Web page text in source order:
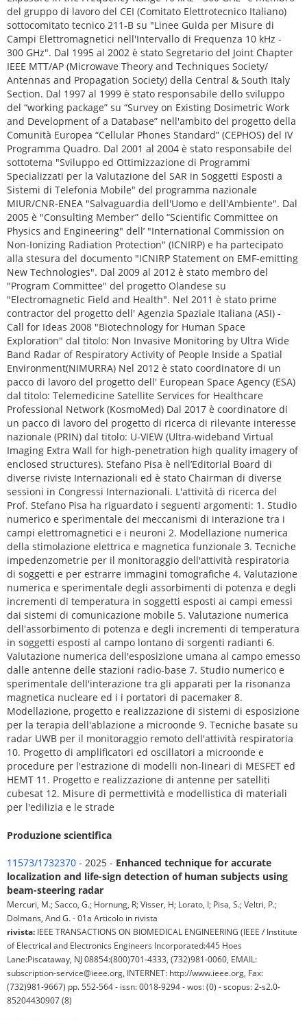
del gruppo di lavoro del CEI (Comitato Elettrotecnico Italiano)
sottocomitato tecnico 211-B su "Linee Guida per Misure di
Campi Elettromagnetici nell'Intervallo di Frequenza 10 kHz -
300 GHz". Dal 1995 al 2002 è stato Segretario del Joint Chapter
IEEE MTT/AP (Microwave Theory and Techniques Society/
Antennas and Propagation Society) della Central & South Italy
Section. Dal 1997 al 1999 è stato responsabile dello sviluppo
del “working package” su “Survey on Existing Dosimetric Work
and Development of a Database” nell'ambito del progetto della
Comunità Europea “Cellular Phones Standard” (CEPHOS) del IV
Programma Quadro. Dal 2001 al 2004 è stato responsabile del
sottotema "Sviluppo ed Ottimizzazione di Programmi
Specializzati per la Valutazione del SAR in Soggetti Esposti a
Sistemi di Telefonia Mobile" del programma nazionale
MIUR/CNR-ENEA "Salvaguardia dell'Uomo e dell'Ambiente". Dal
2005 è "Consulting Member” dello “Scientific Committee on
Physics and Engineering" dell’ "International Commission on
Non-Ionizing Radiation Protection" (ICNIRP) e ha partecipato
alla stesura del documento "ICNIRP Statement on EMF-emitting
New Technologies". Dal 2009 al 2012 è stato membro del
"Program Committee" del progetto Olandese su
"Electromagnetic Field and Health". Nel 2011 è stato prime
contractor del progetto dell' Agenzia Spaziale Italiana (ASI) -
Call for Ideas 2008 "Biotechnology for Human Space
Exploration" dal titolo: Non Invasive Monitoring by Ultra Wide
Band Radar of Respiratory Activity of People Inside a Spatial
Environment(NIMURRA) Nel 2012 è stato coordinatore di un
pacco di lavoro del progetto dell' European Space Agency (ESA)
dal titolo: Telemedicine Satellite Services for Healthcare
Professional Network (KosmoMed) Dal 2017 è coordinatore di
un pacco di lavoro del progetto di ricerca di rilevante interesse
nazionale (PRIN) dal titolo: U-VIEW (Ultra-wideband Virtual
Imaging Extra Wall for high-penetration high quality imagery of
enclosed structures). Stefano Pisa è nell’Editorial Board di
diverse riviste Internazionali ed è stato Chairman di diverse
sessioni in Congressi Internazionali. L'attività di ricerca del
Prof. Stefano Pisa ha riguardato i seguenti argomenti: 1. Studio
numerico e sperimentale dei meccanismi di interazione tra i
campi elettromagnetici e i neuroni 2. Modellazione numerica
della stimolazione elettrica e magnetica funzionale 3. Tecniche
impedenzometrie per il monitoraggio dell'attività respiratoria
di soggetti e per estrarre immagini tomografiche 4. Valutazione
numerica e sperimentale degli assorbimenti di potenza e degli
incrementi di temperatura in soggetti esposti ai campi emessi
dai sistemi di comunicazione mobile 5. Valutazione numerica
dell'assorbimento di potenza e degli incrementi di temperatura
in soggetti esposti al campo lontano di sorgenti radianti 6.
Valutazione numerica dell'esposizione umana al campo emesso
dalle antenne delle stazioni radio-base 7. Studio numerico e
sperimentale dell'interazione tra gli apparati per la risonanza
magnetica nucleare ed i i portatori di pacemaker 8.
Modellazione, progetto e realizzazione di sistemi di esposizione
per la terapia dell'ablazione a microonde 9. Tecniche basate su
radar UWB per il monitoraggio remoto dell'attività respiratoria
10. Progetto di amplificatori ed oscillatori a microonde e
procedure per l'estrazione di modelli non-lineari di MESFET ed
HEMT 11. Progetto e realizzazione di antenne per satelliti
cubesat 12. Misure di permettività e modellistica di materiali
per l'edilizia e le strade
Produzione scientifica
11573/1732370 - 2025 - Enhanced technique for accurate
localization and life-sign detection of human subjects using
beam-steering radar
Mercuri, M.; Sacco, G.; Hornung, R; Visser, H; Lorato, I; Pisa, S.; Veltri, P.;
Dolmans, And G. - 01a Articolo in rivista
rivista: IEEE TRANSACTIONS ON BIOMEDICAL ENGINEERING (IEEE / Institute
of Electrical and Electronics Engineers Incorporated:445 Hoes
Lane:Piscataway, NJ 08854:(800)701-4333, (732)981-0060, EMAIL:
subscription-service@ieee.org, INTERNET: http://www.ieee.org, Fax:
(732)981-9667) pp. 552-564 - issn: 0018-9294 - wos: (0) - scopus: 2-s2.0-
85204430907 (8)